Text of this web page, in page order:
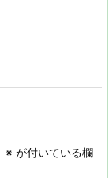
※ が付いている欄